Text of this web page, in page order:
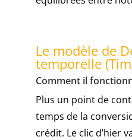
Le modèle de
temporelle
Comment il
Plus un point de
temps de la
crédit. Le clic d’hier